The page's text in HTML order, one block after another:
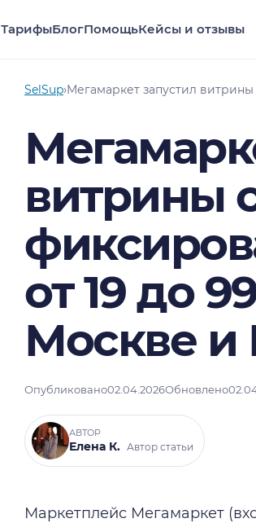
ТарифыБлогПомощьКейсы и отзывы
SelSup›Мегамаркет запустил
витрины
от 19 до
Москве и
Опубликовано02.04.2026Обновлено
АВТОР
Елена К. Автор статьи
Маркетплейс Мегамаркет